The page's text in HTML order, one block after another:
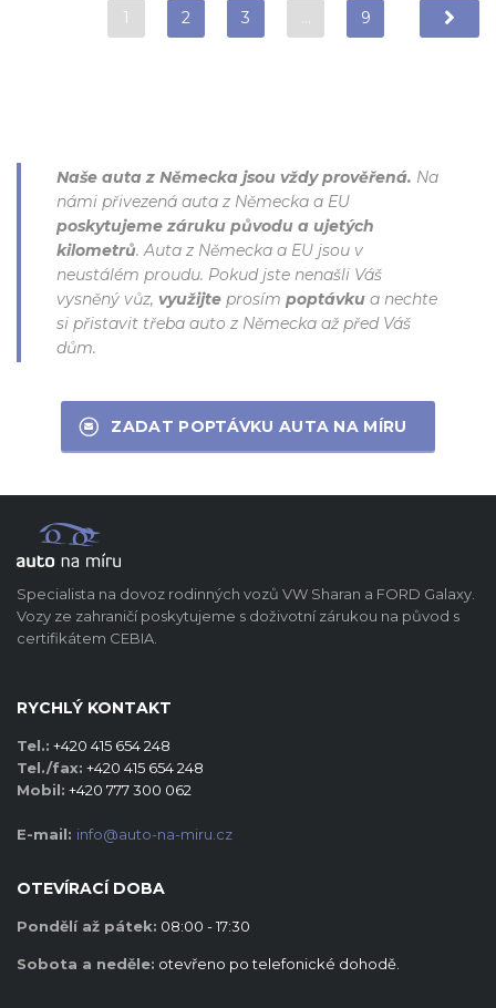
1 2 3 … 9
Naše auta z Německa jsou vždy prověřená. Na
námi přivezená auta z Německa a EU
poskytujeme záruku původu a ujetých
kilometrů. Auta z Německa a EU jsou v
neustálém proudu. Pokud jste nenašli Váš
vysněný vůz, využijte prosím poptávku a nechte
si přistavit třeba auto z Německa až před Váš
dům.
ZADAT POPTÁVKU AUTA NA MÍRU
Specialista na dovoz rodinných vozů VW Sharan a FORD Galaxy.
Vozy ze zahraničí poskytujeme s doživotní zárukou na původ s
certifikátem CEBIA.
RYCHLÝ KONTAKT
Tel.: +420 415 654 248
Tel./fax: +420 415 654 248
Mobil: +420 777 300 062
E-mail: info@auto-na-miru.cz
OTEVÍRACÍ DOBA
Pondělí až pátek: 08:00 - 17:30
Sobota a neděle: otevřeno po telefonické dohodě.